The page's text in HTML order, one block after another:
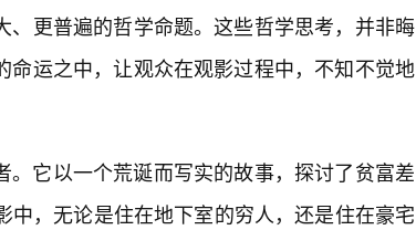
更普遍的哲学命题。这些哲学思考，并非晦
运之中，让观众在观影过程中，不知不觉地
。它以一个荒诞而写实的故事，探讨了贫富差
，无论是住在地下室的穷人，还是住在豪宅